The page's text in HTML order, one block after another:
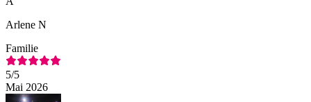
Arlene N
Familie
5/5
Mai 2026